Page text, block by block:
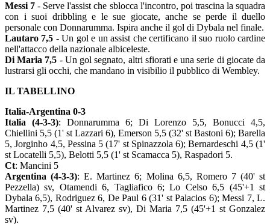
Messi 7 - Serve l'assist che sblocca l'incontro, poi trascina la squadra
con i suoi dribbling e le sue giocate, anche se perde il duello
personale con Donnarumma. Ispira anche il gol di Dybala nel finale.
Lautaro 7,5 - Un gol e un assist che certificano il suo ruolo cardine
nell'attacco della nazionale albiceleste.
Di Maria 7,5 - Un gol segnato, altri sfiorati e una serie di giocate da
lustrarsi gli occhi, che mandano in visibilio il pubblico di Wembley.
IL TABELLINO
Italia-Argentina 0-3
Italia (4-3-3): Donnarumma 6; Di Lorenzo 5,5, Bonucci 4,5,
Chiellini 5,5 (1' st Lazzari 6), Emerson 5,5 (32' st Bastoni 6); Barella
5, Jorginho 4,5, Pessina 5 (17' st Spinazzola 6); Bernardeschi 4,5 (1'
st Locatelli 5,5), Belotti 5,5 (1' st Scamacca 5), Raspadori 5.
Ct: Mancini 5
Argentina (4-3-3): E. Martinez 6; Molina 6,5, Romero 7 (40' st
Pezzella) sv, Otamendi 6, Tagliafico 6; Lo Celso 6,5 (45'+1 st
Dybala 6,5), Rodriguez 6, De Paul 6 (31' st Palacios 6); Messi 7, L.
Martinez 7,5 (40' st Alvarez sv), Di Maria 7,5 (45'+1 st Gonzalez
sv).